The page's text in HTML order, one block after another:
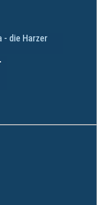
- die Harzer